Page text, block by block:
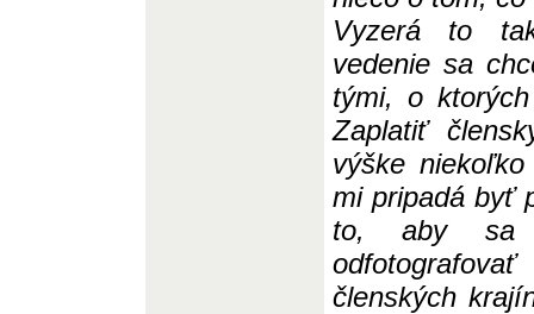
Vyzerá to
vedenie sa
tými, o
Zaplatiť
výške
mi pripadá byť
to, aby sa
členských